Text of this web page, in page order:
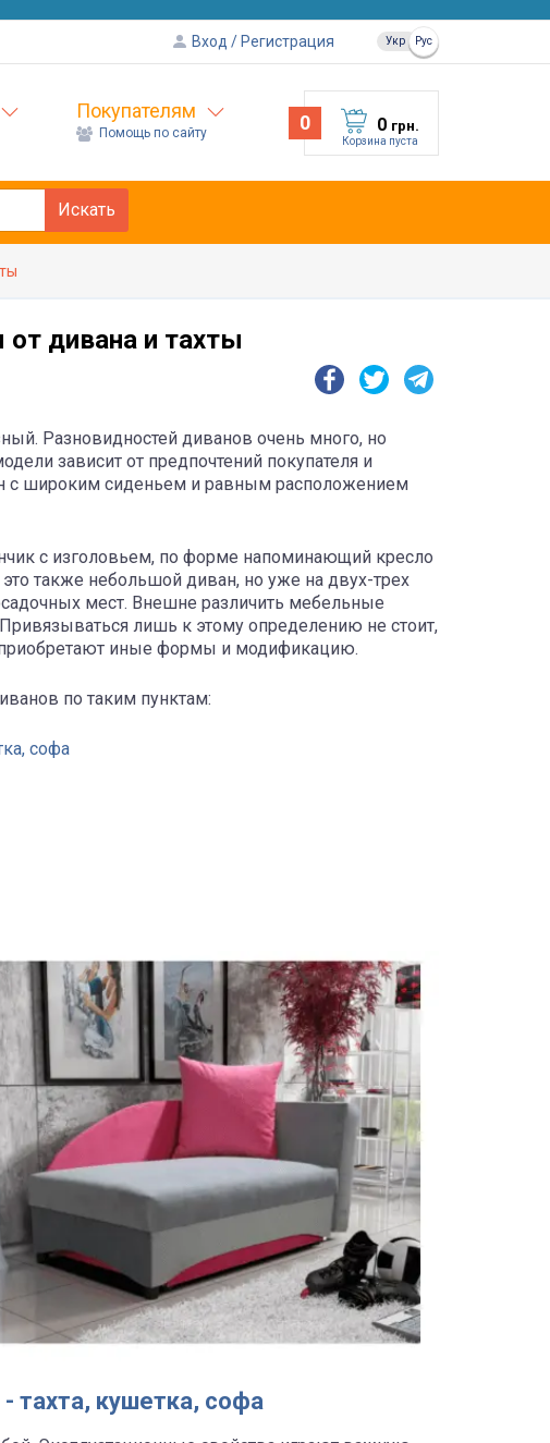
Вход Регистрация Укр Рус
Покупателям
Помощь по сайту 0 0 грн.
Корзина пуста
Искать
от дивана и тахты
Разновидностей диванов очень много, но
зависит от предпочтений покупателя и
с широким сиденьем и равным расположением
с изголовьем, по форме напоминающий кресло
это также небольшой диван, но уже на двух-трех
мест. Внешне различить мебельные
лишь к этому определению не стоит,
иные формы и модификацию.
по таким пунктам:
софа
тахта, кушетка, софа